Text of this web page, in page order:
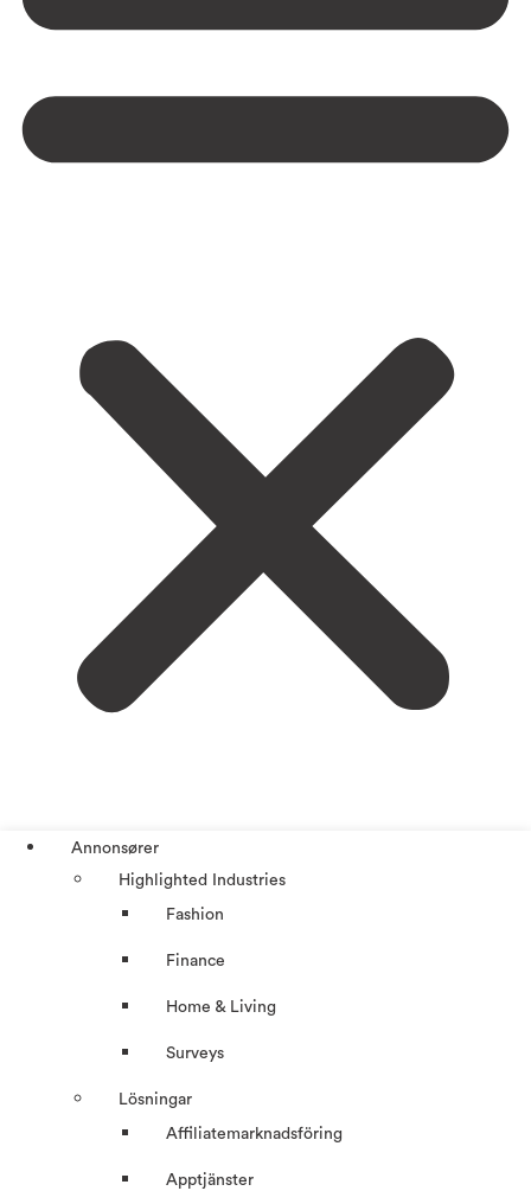
Annonsører
Highlighted Industries
Fashion
Finance
Home & Living
Surveys
Lösningar
Affiliatemarknadsföring
Apptjänster